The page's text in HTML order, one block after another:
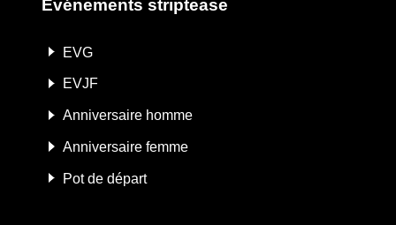
Événements striptease
EVG
EVJF
Anniversaire homme
Anniversaire femme
Pot de départ